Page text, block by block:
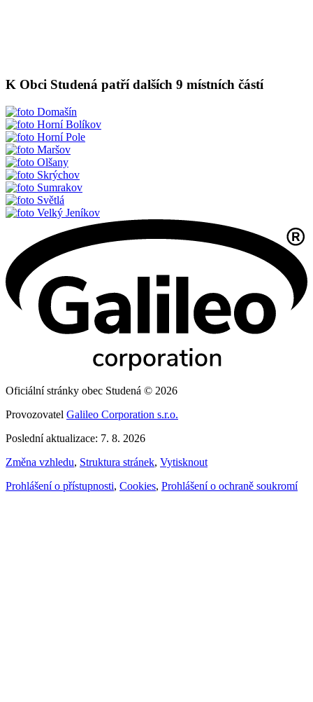
K Obci Studená patří dalších 9 místních částí
Domašín
Horní Bolíkov
Horní Pole
Maršov
Olšany
Skrýchov
Sumrakov
Světlá
Velký Jeníkov
Oficiální stránky obec Studená © 2026
Provozovatel Galileo Corporation s.r.o.
Poslední aktualizace: 7. 8. 2026
Změna vzhledu, Struktura stránek, Vytisknout
Prohlášení o přístupnosti, Cookies, Prohlášení o ochraně soukromí